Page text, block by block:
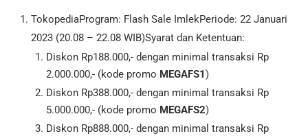
TokopediaProgram: Flash Sale ImlekPeriode: 22 Januari
2023 (20.08 – 22.08 WIB)Syarat dan Ketentuan:
Diskon Rp188.000,- dengan minimal transaksi Rp
2.000.000,- (kode promo MEGAFS1 )
Diskon Rp388.000,- dengan minimal transaksi Rp
5.000.000,- (kode promo MEGAFS2)
Diskon Rp888.000,- dengan minimal transaksi Rp